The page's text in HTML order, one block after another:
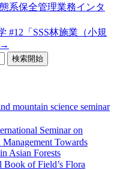
系保全管理業務インタ
#12「SSS林施業（小規
→
mountain science seminar
Seminar on
Towards
Asian Forests
of Field’s Flora